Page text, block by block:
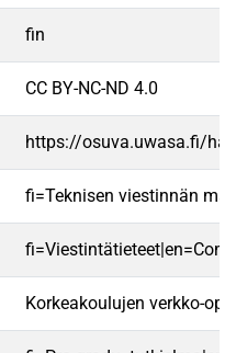
fin
CC BY-NC-ND 4.0
https://osuva.uwasa.fi/
fi=Teknisen viestinnän
Korkeakoulujen verkko-